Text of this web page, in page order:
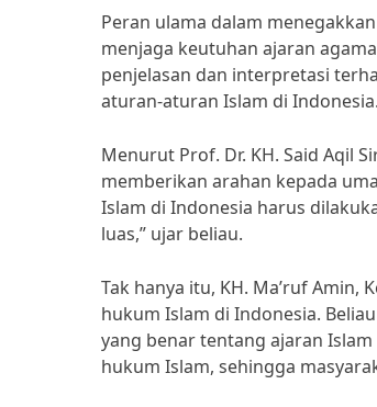
Peran ulama dalam
menjaga keutuhan ajaran
penjelasan dan interpretasi
aturan-aturan Islam di Indonesia.
Menurut Prof. Dr. KH. Said Aqil
memberikan arahan kepada
Islam di Indonesia harus
luas,” ujar beliau.
Tak hanya itu, KH. Ma’ruf
hukum Islam di Indonesia.
yang benar tentang ajaran
hukum Islam, sehingga